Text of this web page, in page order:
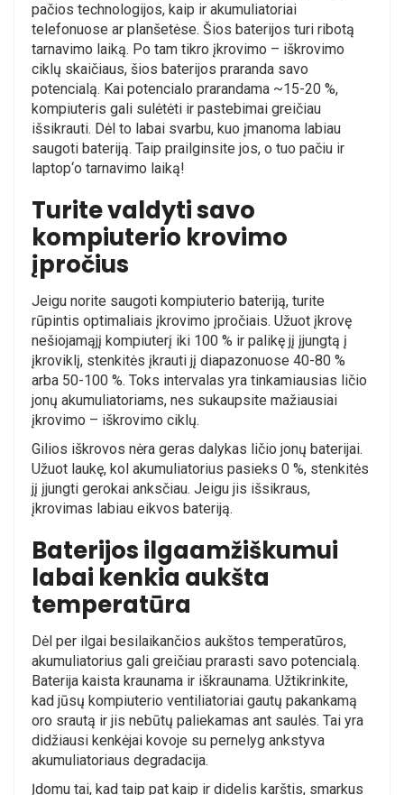
pačios technologijos, kaip ir akumuliatoriai
telefonuose ar planšetėse. Šios baterijos turi ribotą
tarnavimo laiką. Po tam tikro įkrovimo – iškrovimo
ciklų skaičiaus, šios baterijos praranda savo
potencialą. Kai potencialo prarandama ~15-20 %,
kompiuteris gali sulėtėti ir pastebimai greičiau
išsikrauti. Dėl to labai svarbu, kuo įmanoma labiau
saugoti bateriją. Taip prailginsite jos, o tuo pačiu ir
laptop‘o tarnavimo laiką!
Turite valdyti savo
kompiuterio krovimo
įpročius
Jeigu norite saugoti kompiuterio bateriją, turite
rūpintis optimaliais įkrovimo įpročiais. Užuot įkrovę
nešiojamąjį kompiuterį iki 100 % ir palikę jį įjungtą į
įkroviklį, stenkitės įkrauti jį diapazonuose 40-80 %
arba 50-100 %. Toks intervalas yra tinkamiausias ličio
jonų akumuliatoriams, nes sukaupsite mažiausiai
įkrovimo – iškrovimo ciklų.
Gilios iškrovos nėra geras dalykas ličio jonų baterijai.
Užuot laukę, kol akumuliatorius pasieks 0 %, stenkitės
jį įjungti gerokai anksčiau. Jeigu jis išsikraus,
įkrovimas labiau eikvos bateriją.
Baterijos ilgaamžiškumui
labai kenkia aukšta
temperatūra
Dėl per ilgai besilaikančios aukštos temperatūros,
akumuliatorius gali greičiau prarasti savo potencialą.
Baterija kaista kraunama ir iškraunama. Užtikrinkite,
kad jūsų kompiuterio ventiliatoriai gautų pakankamą
oro srautą ir jis nebūtų paliekamas ant saulės. Tai yra
didžiausi kenkėjai kovoje su pernelyg ankstyva
akumuliatoriaus degradacija.
Įdomu tai, kad taip pat kaip ir didelis karštis, smarkus